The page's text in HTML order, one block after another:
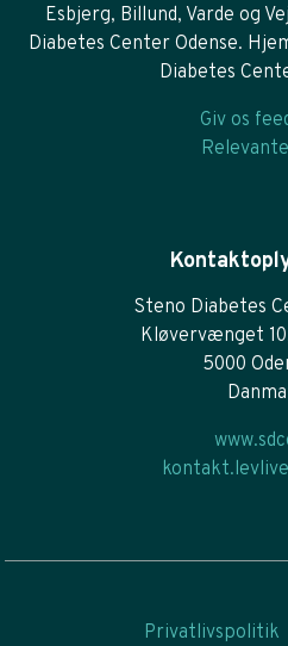
Esbjerg, Billund, Varde og
Diabetes Center Odense.
Diabetes
Giv os
Steno Diabetes
Kløvervænget
5000
Privatlivspolitik